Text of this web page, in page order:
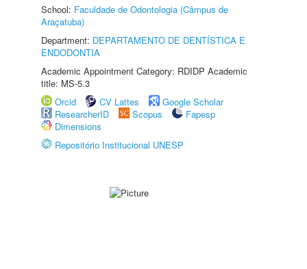
School: Faculdade de Odontologia (Câmpus de
Araçatuba)
Department: DEPARTAMENTO DE DENTÍSTICA E
ENDODONTIA
Academic Appointment Category: RDIDP Academic
title: MS-5.3
Orcid
CV Lattes
Google Scholar
ResearcherID
Scopus
Fapesp
Dimensions
Repositório Institucional UNESP